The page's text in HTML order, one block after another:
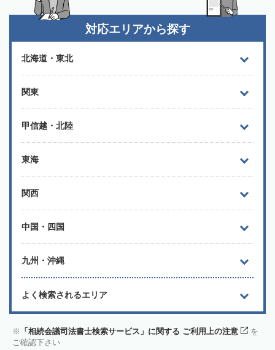
対応エリアから探す
北海道・東北
関東
甲信越・北陸
東海
関西
中国・四国
九州・沖縄
よく検索されるエリア
「相続会議司法書士検索サービス」に関する ご利用上の注意
を
ご確認下さい